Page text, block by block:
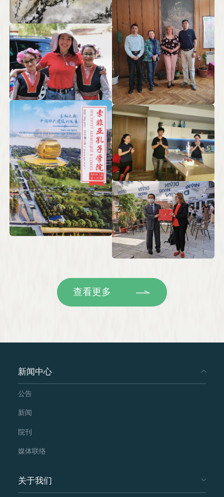
查看更多
新闻中心
公告
新闻
院刊
媒体联络
关于我们